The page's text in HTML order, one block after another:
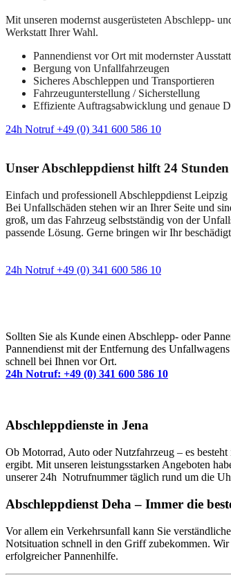
Mit unseren modernst ausgerüsteten Abschlepp-
Werkstatt Ihrer Wahl.
Pannendienst vor Ort mit modernster
Bergung von Unfallfahrzeugen
Sicheres Abschleppen und Transportieren
Fahrzeugunterstellung / Sicherstellung
Effiziente Auftragsabwicklung und genaue
24h Notruf +49 (0) 341 600 586 10
Unser Abschleppdienst hilft 24 Stunden
Einfach und professionell Abschleppdienst Leipzig
Bei Unfallschäden stehen wir an Ihrer Seite und
groß, um das Fahrzeug selbstständig von der
passende Lösung. Gerne bringen wir Ihr
24h Notruf +49 (0) 341 600 586 10
Sollten Sie als Kunde einen Abschlepp- oder
Pannendienst mit der Entfernung des
schnell bei Ihnen vor Ort.
24h Notruf: +49 (0) 341 600 586 10
Abschleppdienste in Jena
Ob Motorrad, Auto oder Nutzfahrzeug – es
ergibt. Mit unseren leistungsstarken Angeboten
unserer 24h Notrufnummer täglich rund um die
Abschleppdienst Deha – Immer die
Vor allem ein Verkehrsunfall kann Sie
Notsituation schnell in den Griff zubekommen.
erfolgreicher Pannenhilfe.